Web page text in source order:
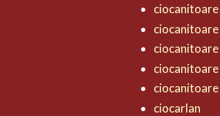
ciocarlan